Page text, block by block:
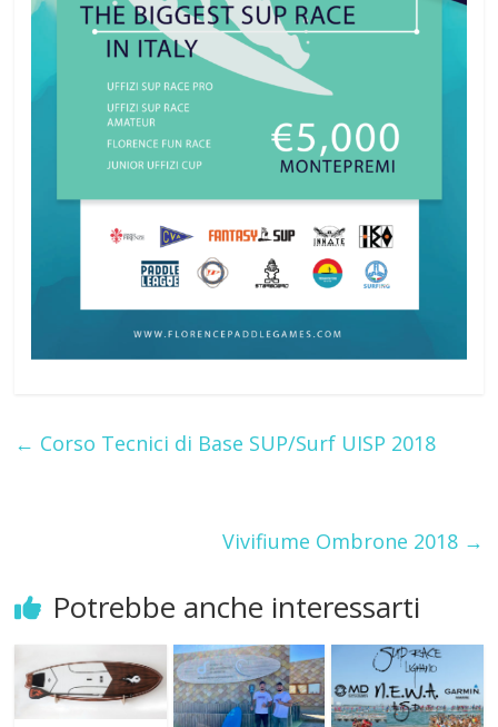
← Corso Tecnici di Base SUP/Surf UISP 2018
Vivifiume Ombrone 2018 →
Potrebbe anche interessarti